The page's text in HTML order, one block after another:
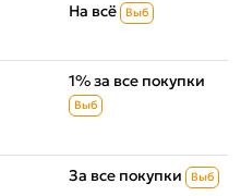
На всё Выб
1% за все покупки
Выб
За все покупки Выб